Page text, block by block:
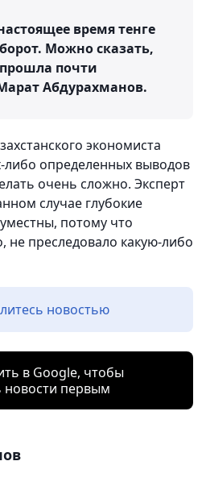
время тенге
Можно сказать,
почти
Абдурахманов.
экономиста
либо определенных выводов
очень сложно. Эксперт
случае глубокие
потому что
преследовало какую-либо
новостью
в Google, чтобы
новости первым